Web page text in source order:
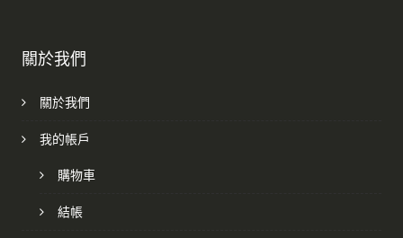
關於我們
關於我們
我的帳戶
購物車
結帳